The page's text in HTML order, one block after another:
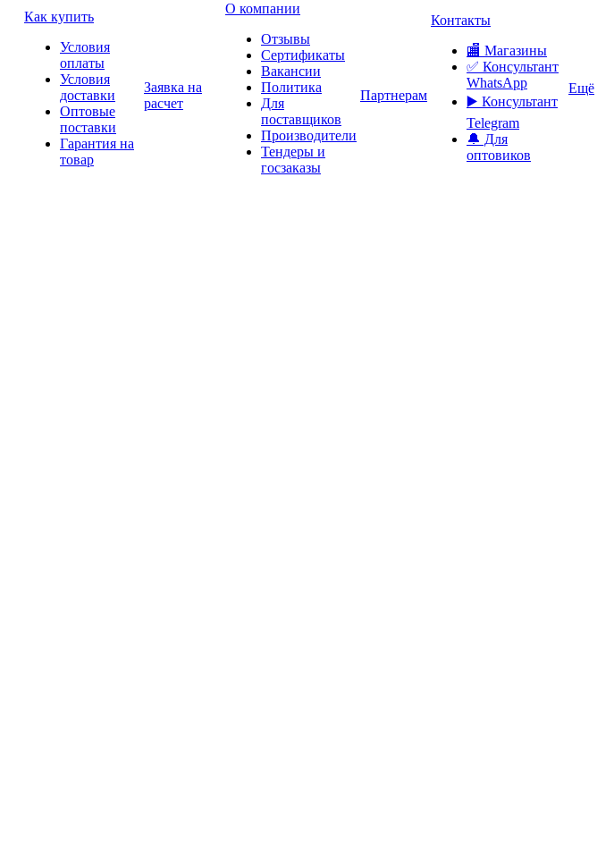
Как купить
Условия
оплаты
Условия
доставки
Оптовые
поставки
Гарантия на
товар
Заявка на
расчет
О компании
Отзывы
Сертификаты
Вакансии
Политика
Для
поставщиков
Производители
Тендеры и
госзаказы
Партнерам
Контакты
🏬 Магазины
✅️ Консультант
WhatsApp
▶️ Консультант
Telegram
🔔 Для
оптовиков
Ещё